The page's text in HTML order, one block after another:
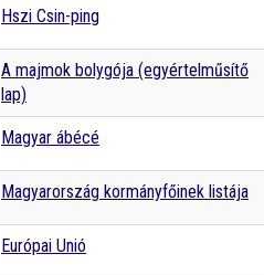
Hszi Csin-ping
A majmok bolygója (egyértelműsítő
lap)
Magyar ábécé
Magyarország kormányfőinek listája
Európai Unió